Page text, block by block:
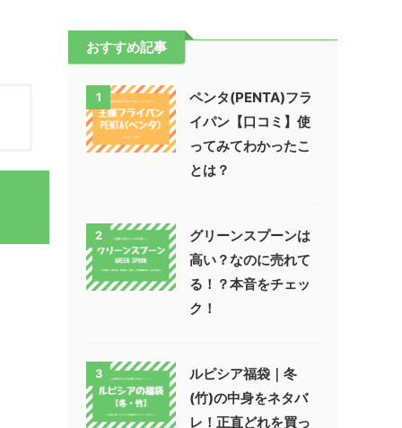
おすすめ記事
1
ペンタ(PENTA)フラ
イパン【口コミ】使
ってみてわかったこ
とは？
2
グリーンスプーンは
高い？なのに売れて
る！？本音をチェッ
ク！
3
ルピシア福袋｜冬
(竹)の中身をネタバ
レ！正直どれを買っ